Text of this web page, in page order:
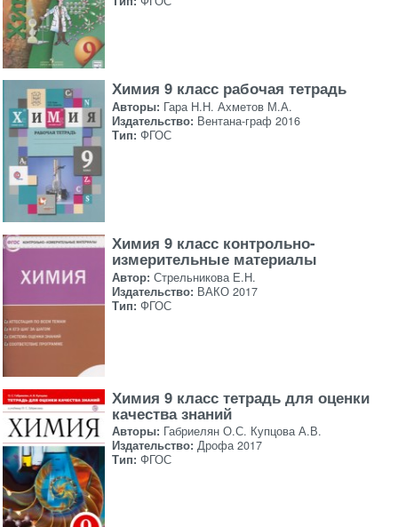
Химия 9 класс рабочая тетрадь
Авторы: Гара Н.Н. Ахметов М.А.
Издательство: Вентана-граф 2016
Тип: ФГОС
Химия 9 класс контрольно-
измерительные материалы
Автор: Стрельникова Е.Н.
Издательство: ВАКО 2017
Тип: ФГОС
Химия 9 класс тетрадь для оценки
качества знаний
Авторы: Габриелян О.С. Купцова А.В.
Издательство: Дрофа 2017
Тип: ФГОС